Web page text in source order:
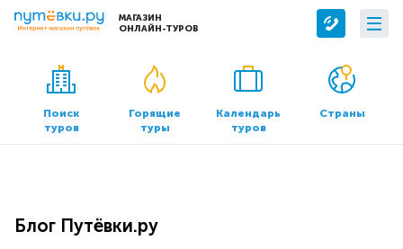
МАГАЗИН
ОНЛАЙН-ТУРОВ
Сервисы
Бронирование отелей
Трансфер
О компании
О нас
Контакты
Офисы продаж
Поиск
туров
Горящие
туры
Календарь
туров
Страны
Блог Путёвки.ру